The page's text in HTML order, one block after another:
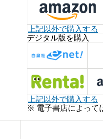
上記以外で購入する
デジタル版を購入
上記以外で購入する
※ 電子書店によって